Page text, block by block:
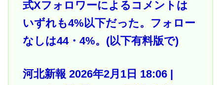
式Xフォロワーによるコメントは
いずれも4%以下だった。フォロー
なしは44・4%。(以下有料版で)
河北新報 2026年2月1日 18:06 |